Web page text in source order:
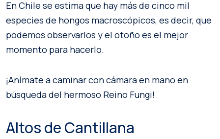
En Chile se estima que hay más de cinco mil
especies de hongos macroscópicos, es decir, que
podemos observarlos y el otoño es el mejor
momento para hacerlo.
¡Anímate a caminar con cámara en mano en
búsqueda del hermoso Reino Fungi!
Altos de Cantillana